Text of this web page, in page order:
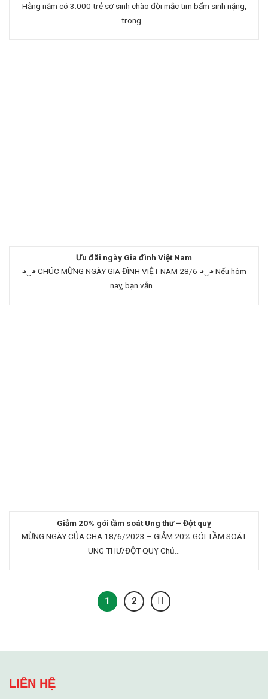
Hằng năm có 3.000 trẻ sơ sinh chào đời mắc tim bẩm sinh nặng,
trong...
Ưu đãi ngày Gia đình Việt Nam
◕‿◕ CHÚC MỪNG NGÀY GIA ĐÌNH VIỆT NAM 28/6 ◕‿◕ Nếu hôm
nay, bạn vẫn...
Giảm 20% gói tầm soát Ung thư – Đột quỵ
MỪNG NGÀY CỦA CHA 18/6/2023 – GIẢM 20% GÓI TẦM SOÁT
UNG THƯ/ĐỘT QUỴ Chủ...
1 2
LIÊN HỆ